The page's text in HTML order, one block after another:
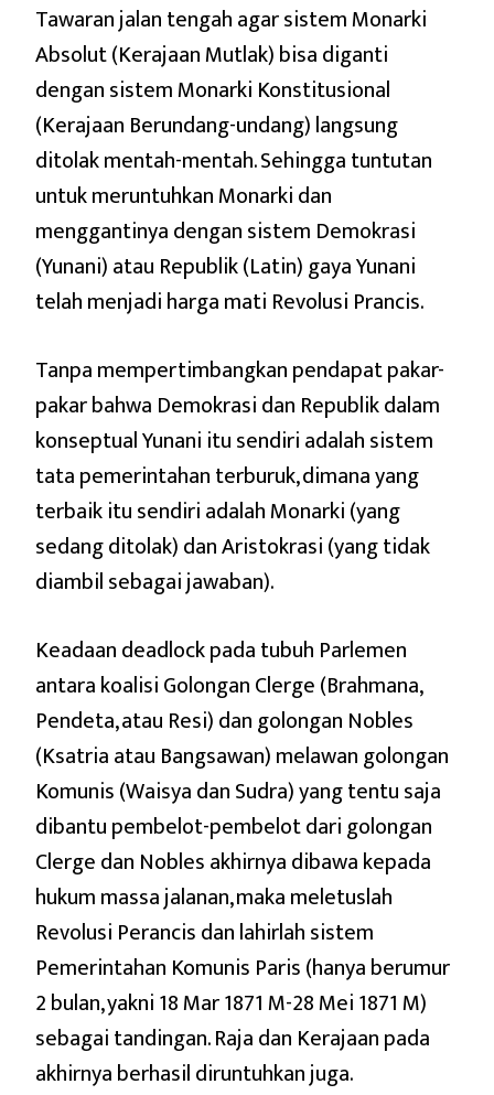
Tawaran jalan tengah agar sistem Monarki
Absolut (Kerajaan Mutlak) bisa diganti
dengan sistem Monarki Konstitusional
(Kerajaan Berundang-undang) langsung
ditolak mentah-mentah. Sehingga tuntutan
untuk meruntuhkan Monarki dan
menggantinya dengan sistem Demokrasi
(Yunani) atau Republik (Latin) gaya Yunani
telah menjadi harga mati Revolusi Prancis.
Tanpa mempertimbangkan pendapat pakar-
pakar bahwa Demokrasi dan Republik dalam
konseptual Yunani itu sendiri adalah sistem
tata pemerintahan terburuk, dimana yang
terbaik itu sendiri adalah Monarki (yang
sedang ditolak) dan Aristokrasi (yang tidak
diambil sebagai jawaban).
Keadaan deadlock pada tubuh Parlemen
antara koalisi Golongan Clerge (Brahmana,
Pendeta, atau Resi) dan golongan Nobles
(Ksatria atau Bangsawan) melawan golongan
Komunis (Waisya dan Sudra) yang tentu saja
dibantu pembelot-pembelot dari golongan
Clerge dan Nobles akhirnya dibawa kepada
hukum massa jalanan, maka meletuslah
Revolusi Perancis dan lahirlah sistem
Pemerintahan Komunis Paris (hanya berumur
2 bulan, yakni 18 Mar 1871 M-28 Mei 1871 M)
sebagai tandingan. Raja dan Kerajaan pada
akhirnya berhasil diruntuhkan juga.